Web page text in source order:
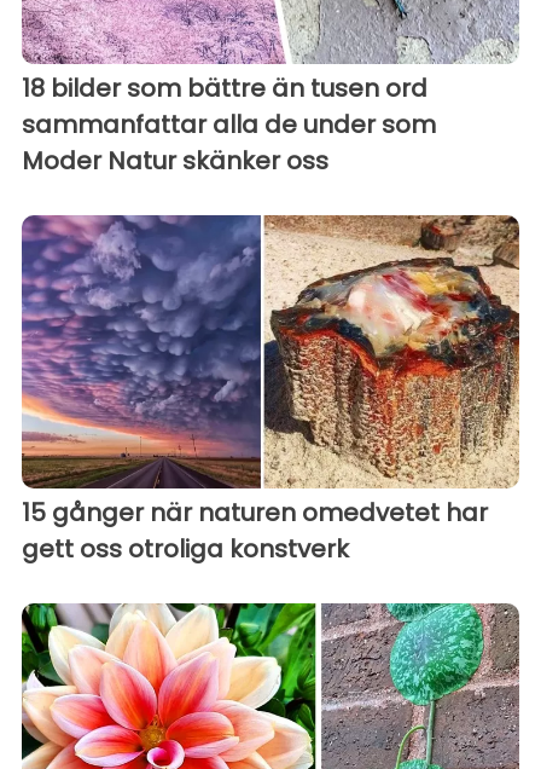
18 bilder som bättre än tusen ord
sammanfattar alla de under som
Moder Natur skänker oss
15 gånger när naturen omedvetet har
gett oss otroliga konstverk